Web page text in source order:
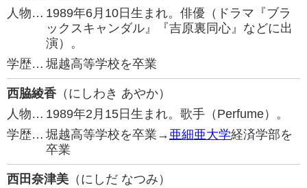
人物… 1989年6月10日生まれ。俳優（ドラマ『ブラ
ックスキャンダル』『吉原裏同心』などに出
演）。
学歴… 堀越高等学校を卒業
西脇綾香 （にしわき あやか）
人物… 1989年2月15日生まれ。歌手（Perfume）。
学歴… 堀越高等学校を卒業→ 亜細亜大学経済学部を
卒業
西田奈津美 （にしだ なつみ）